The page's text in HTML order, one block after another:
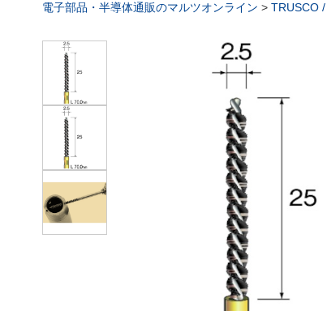
電子部品・半導体通販のマルツオンライン > TRUSCO